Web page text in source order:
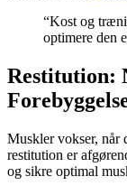
“Kost og
optimere den
Restitution:
Muskler vokser, når
restitution er
og sikre optimal